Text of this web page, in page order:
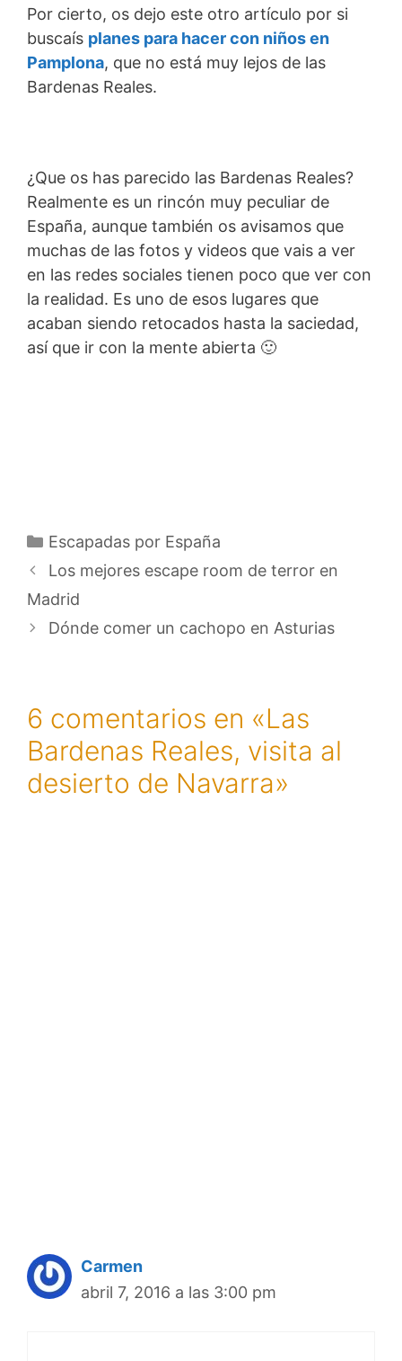
Por cierto, os dejo este otro artículo por si
buscaís planes para hacer con niños en
Pamplona, que no está muy lejos de las
Bardenas Reales.
¿Que os has parecido las Bardenas Reales?
Realmente es un rincón muy peculiar de
España, aunque también os avisamos que
muchas de las fotos y videos que vais a ver
en las redes sociales tienen poco que ver con
la realidad. Es uno de esos lugares que
acaban siendo retocados hasta la saciedad,
así que ir con la mente abierta 🙂
Categorías
Escapadas por España
Los mejores escape room de terror en
Madrid
Dónde comer un cachopo en Asturias
6 comentarios en «Las
Bardenas Reales, visita al
desierto de Navarra»
Carmen
abril 7, 2016 a las 3:00 pm